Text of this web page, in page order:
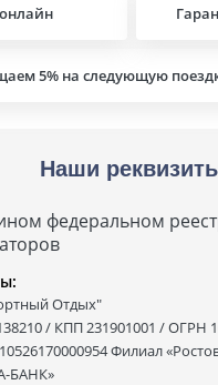
5% на следующую
Наши
федеральном
Отдых"
/ КПП 231901001 / ОГРН
Филиал
БАНК»